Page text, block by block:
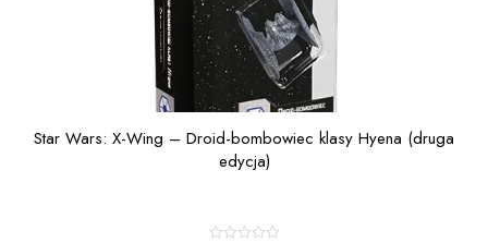
Star Wars: X-Wing – Droid-bombowiec klasy Hyena (druga
edycja)